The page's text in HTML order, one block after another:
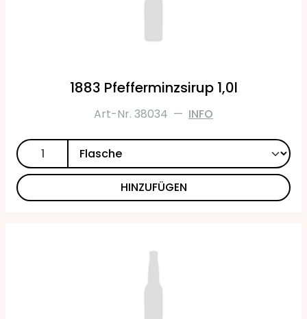
1883 Pfefferminzsirup 1,0l
Art-Nr. 38034 — INFO
HINZUFÜGEN